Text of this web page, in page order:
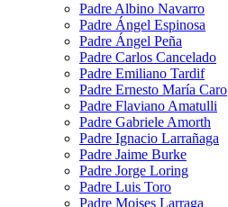
Padre Albino Navarro
Padre Ángel Espinosa
Padre Ángel Peña
Padre Carlos Cancelado
Padre Emiliano Tardif
Padre Ernesto María Caro
Padre Flaviano Amatulli
Padre Gabriele Amorth
Padre Ignacio Larrañaga
Padre Jaime Burke
Padre Jorge Loring
Padre Luis Toro
Padre Moises Larraga